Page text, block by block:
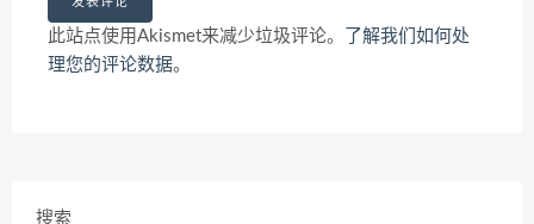
此站点使用Akismet来减少垃圾评论。
了解我们如何处
理您的评论数据。
搜索